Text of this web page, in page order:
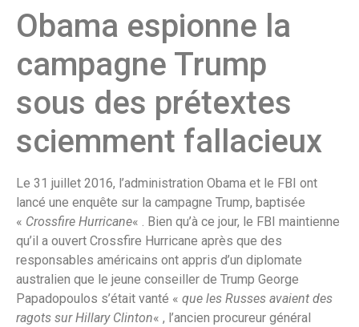
Obama espionne la
campagne Trump
sous des prétextes
sciemment fallacieux
Le 31 juillet 2016, l’administration Obama et le FBI ont
lancé une enquête sur la campagne Trump, baptisée
« Crossfire Hurricane« . Bien qu’à ce jour, le FBI maintienne
qu’il a ouvert Crossfire Hurricane après que des
responsables américains ont appris d’un diplomate
australien que le jeune conseiller de Trump George
Papadopoulos s’était vanté « que les Russes avaient des
ragots sur Hillary Clinton« , l’ancien procureur général